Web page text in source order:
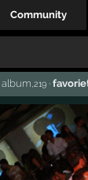
Community
album ,219·